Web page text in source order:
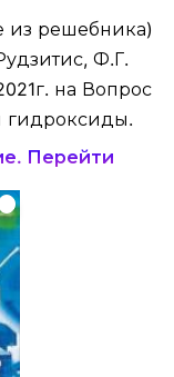
из решебника)
Ф.Г.
на Вопрос
Перейти